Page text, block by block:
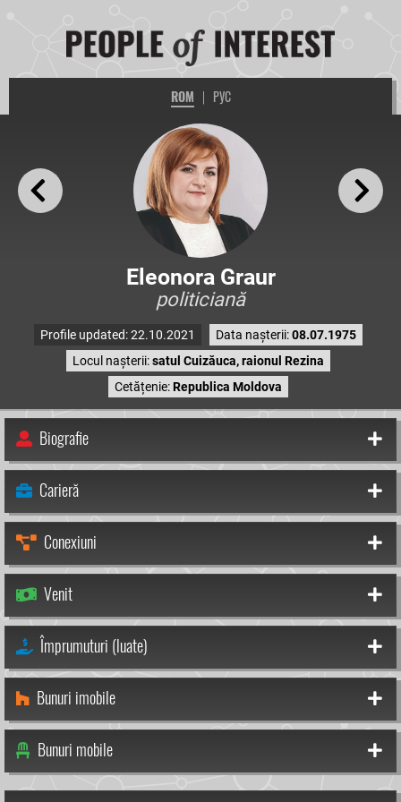
ROM | РУС
Eleonora Graur
politiciană
Profile updated: 22.10.2021 Data nașterii:08.07.1975
Locul nașterii:satul Cuizăuca, raionul Rezina
Cetățenie:Republica Moldova
Biografie
Carieră
Conexiuni
Venit
Împrumuturi (luate)
Bunuri imobile
Bunuri mobile